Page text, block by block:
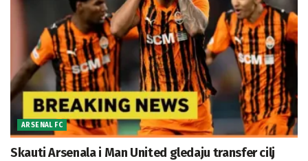
ARSENAL FC
Skauti Arsenala i Man United gledaju transfer cilj